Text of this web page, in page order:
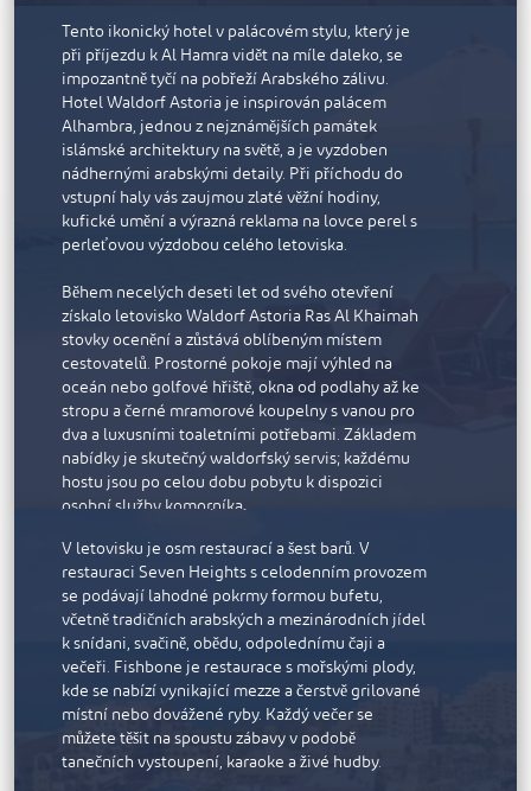
Tento ikonický hotel v palácovém stylu, který je
při příjezdu k Al Hamra vidět na míle daleko, se
impozantně tyčí na pobřeží Arabského zálivu.
Hotel Waldorf Astoria je inspirován palácem
Alhambra, jednou z nejznámějších památek
islámské architektury na světě, a je vyzdoben
nádhernými arabskými detaily. Při příchodu do
vstupní haly vás zaujmou zlaté věžní hodiny,
kufické umění a výrazná reklama na lovce perel s
perleťovou výzdobou celého letoviska.
Během necelých deseti let od svého otevření
získalo letovisko Waldorf Astoria Ras Al Khaimah
stovky ocenění a zůstává oblíbeným místem
cestovatelů. Prostorné pokoje mají výhled na
oceán nebo golfové hřiště, okna od podlahy až ke
stropu a černé mramorové koupelny s vanou pro
dva a luxusními toaletními potřebami. Základem
nabídky je skutečný waldorfský servis; každému
hostu jsou po celou dobu pobytu k dispozici
osobní služby komorníka.
Vyberte si z 10 restaurací a salonků, které nabízejí
prvotřídní mezinárodní kuchyni: Barevné arabské
pokrmy v restauraci Marjan, steaky z masa, které
prošlo suchým zráním, v restauraci Lexington Grill
inspirované New Yorkem, delikátní japonská jídla
v sofistikované restauraci UMI nebo lehké saláty v
restauraci Azure na pláži.
K vybavení resortu patří nepřetržitě otevřené
fitness centrum, dva osvětlené tenisové kurty a
vodní sporty od wakeboardingu po potápění.
Rixos Bab Al Bahr
Rixos Bab Al Bahr je all-inclusive resort se 650
pokoji a apartmány, z nichž každý má balkon a
nádherný výhled na tyrkysové vody Arabského
moře. Každý z pokojů je poctou místnímu
prostředí, interiéry jsou laděny do světle pískové,
teplé bronzové a jemné šedé barvy s akcenty v
odstínech smaragdově zelené. Některá prostorná
apartmá chytře využívají prvky připomínající
mashrabiyu, starobylou ozdobnou islámskou
zástěnu, která poskytuje naprosté soukromí. V
prostorných mramorem obložených koupelnách
jsou velké dešťové sprchy.
V letovisku je osm restaurací a šest barů. V
restauraci Seven Heights s celodenním provozem
se podávají lahodné pokrmy formou bufetu,
včetně tradičních arabských a mezinárodních jídel
k snídani, svačině, obědu, odpolednímu čaji a
večeři. Fishbone je restaurace s mořskými plody,
kde se nabízí vynikající mezze a čerstvě grilované
místní nebo dovážené ryby. Každý večer se
můžete těšit na spoustu zábavy v podobě
tanečních vystoupení, karaoke a živé hudby.